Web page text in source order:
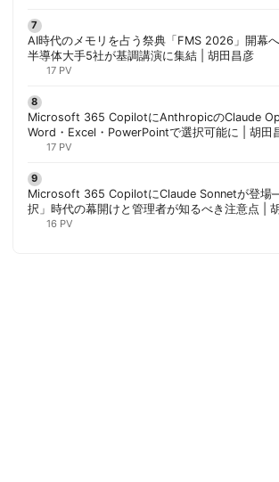
AI時代のメモリを占う祭典「FMS 2026」開幕
半導体大手5社が基調講演に集結 | 胡田昌彦
17 PV
Microsoft 365 CopilotにAnthropicのClaude
Word・Excel・PowerPointで選択可能に | 胡田
17 PV
Microsoft 365 CopilotにClaude Sonnetが登
択」時代の幕開けと管理者が知るべき注意点 |
16 PV